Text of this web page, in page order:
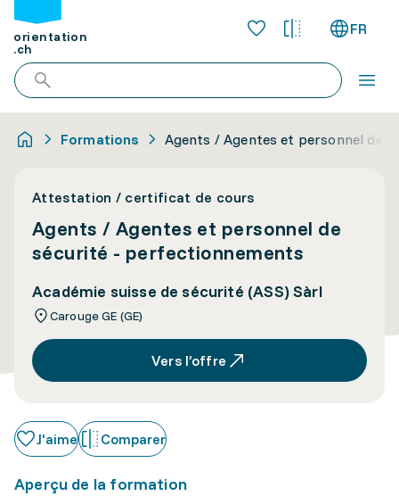
orientation
.ch
FR
Formations Agents / Agentes et personnel de
Attestation / certificat de cours
Agents / Agentes et personnel de
sécurité - perfectionnements
Académie suisse de sécurité (ASS) Sàrl
Carouge GE (GE)
Vers l’offre
J'aime Comparer
Aperçu de la formation